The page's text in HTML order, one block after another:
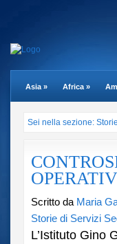
Asia » Africa »
Sei nella sezione:
Scritto da Maria
Storie di Servizi
L’Istituto Gino